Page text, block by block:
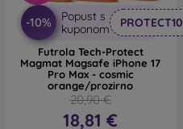
-10%
Popust s
kuponom
PROTECT10
Futrola Tech-Protect
Magmat Magsafe iPhone 17
Pro Max - cosmic
orange/prozirno
20,90 €
18,81 €